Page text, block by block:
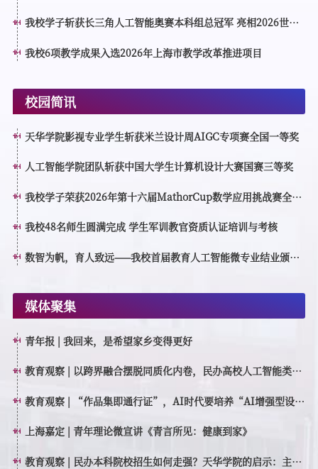
我校学子斩获长三角人工智能奥赛本科组总冠军 亮相2026世界
我校6项教学成果入选2026年上海市教学改革推进项目
校园简讯
天华学院影视专业学生斩获米兰设计周AIGC专项赛全国一等奖
人工智能学院团队斩获中国大学生计算机设计大赛国赛三等奖
我校学子荣获2026年第十六届MathorCup数学应用挑战赛全国
我校48名师生圆满完成 学生军训教官资质认证培训与考核
数智为帆，育人致远——我校首届教育人工智能微专业结业颁证
媒体聚集
青年报 | 我回来，是希望家乡变得更好
教育观察 | 以跨界融合摆脱同质化内卷，民办高校人工智能类专
教育观察 | “作品集即通行证”，AI时代要培养“AI增强型设计
上海嘉定 | 青年理论微宣讲《青言所见：健康到家》
教育观察 | 民办本科院校招生如何走强？天华学院的启示：主动